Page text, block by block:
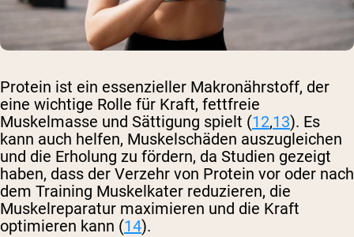
Protein ist ein essenzieller Makronährstoff, der
eine wichtige Rolle für Kraft, fettfreie
Muskelmasse und Sättigung spielt (12,13). Es
kann auch helfen, Muskelschäden auszugleichen
und die Erholung zu fördern, da Studien gezeigt
haben, dass der Verzehr von Protein vor oder nach
dem Training Muskelkater reduzieren, die
Muskelreparatur maximieren und die Kraft
optimieren kann (14).